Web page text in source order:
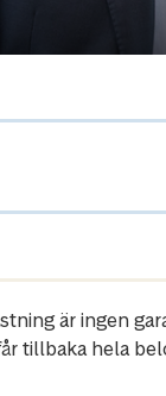
är ingen
tillbaka hela